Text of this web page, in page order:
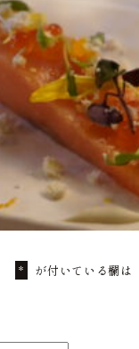
*
が付いている欄は